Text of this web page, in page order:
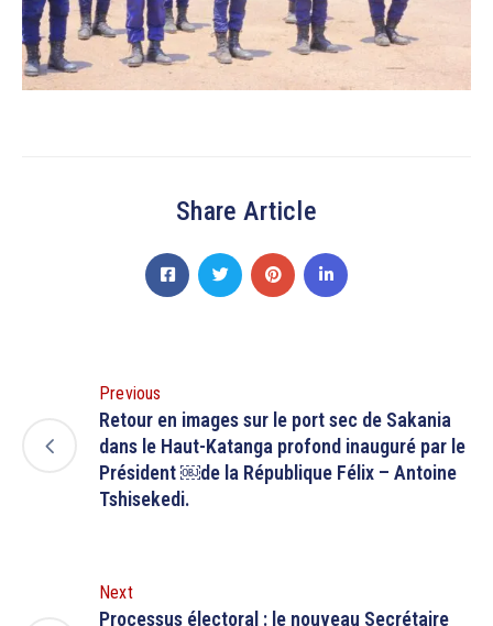
Share Article
Previous
Retour en images sur le port sec de Sakania
dans le Haut-Katanga profond inauguré par le
Président ￼de la République Félix – Antoine
Tshisekedi.
Next
Processus électoral : le nouveau Secrétaire